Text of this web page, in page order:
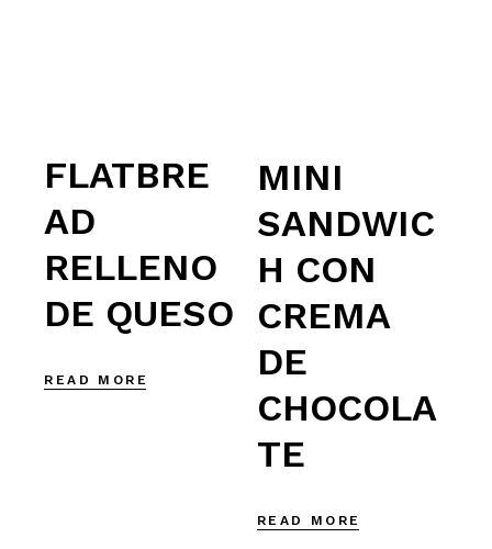
FLATBRE
AD
RELLENO
DE QUESO
READ MORE
MINI
SANDWIC
H CON
CREMA
DE
CHOCOLA
TE
READ MORE